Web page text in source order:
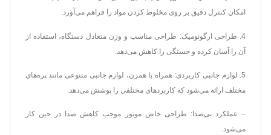
امکان کنترل دقیق بر روی مخلوط کردن مواد را فراهم می‌آورد.
4. طراحی ارگونومیک: طراحی مناسب و وزن متعادل دستگاه، استفاده از
آن را آسان کرده و خستگی را کاهش می‌دهد.
5. لوازم جانبی کاربردی: همراه با همزن، لوازم جانبی متنوعی مانند پره‌های
مختلف ارائه می‌شود که کاربردهای مختلفی را پوشش می‌دهد.
– عملکرد بی‌صدا: طراحی خاص موتور موجب کاهش صدا در حین کار
می‌شود.